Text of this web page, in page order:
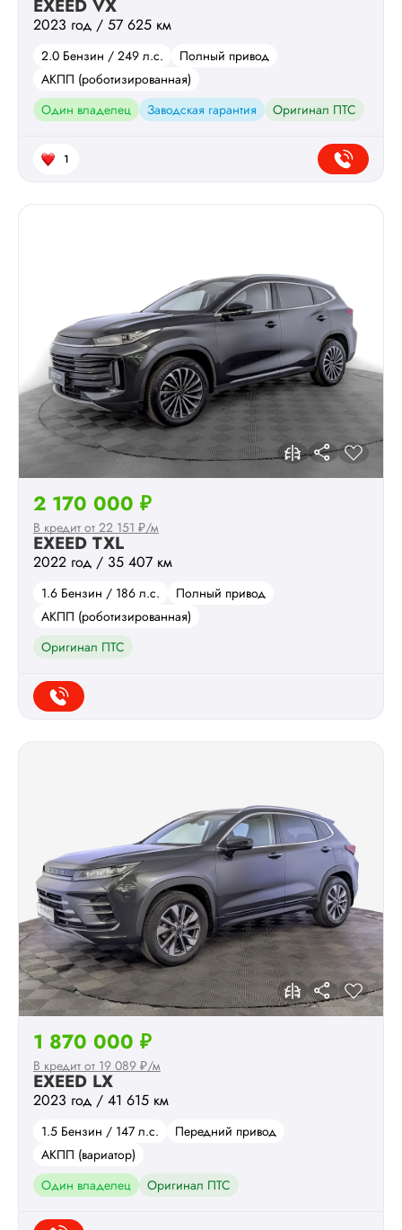
EXEED VX
2023 год / 57 625 км
2.0 Бензин / 249 л.с.
Полный привод
АКПП (роботизированная)
Один владелец
Заводская гарантия Оригинал ПТС
1
EXEED TXL
2022 год / 35 407 км
1.6 Бензин / 186 л.с.
Полный привод
АКПП (роботизированная)
Оригинал ПТС
2 170 000 ₽
В кредит от 22 151 ₽/м
EXEED LX
2023 год / 41 615 км
1.5 Бензин / 147 л.с.
Передний привод
АКПП (вариатор)
Один владелец
Оригинал ПТС
1 870 000 ₽
В кредит от 19 089 ₽/м